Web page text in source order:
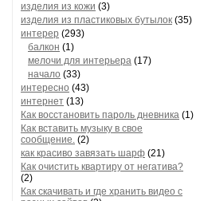
изделия из кожи (3)
изделия из пластиковых бутылок (35)
интерер (293)
балкон (1)
мелочи для интерьера (17)
начало (33)
интересно (43)
интернет (13)
Как восстановить пароль дневника (1)
Как вставить музыку в свое
сообщение. (2)
как красиво завязать шарф (21)
Как очистить квартиру от негатива?
(2)
Как скачивать и где хранить видео с